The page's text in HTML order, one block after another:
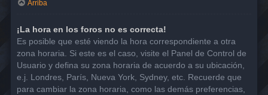
Arriba
¡La hora en los foros no es correcta!
Es posible que esté viendo la hora correspondiente a otra
zona horaria. Si este es el caso, visite el Panel de Control de
Usuario y defina su zona horaria de acuerdo a su ubicación,
e.j. Londres, París, Nueva York, Sydney, etc. Recuerde que
para cambiar la zona horaria, como las demás preferencias,